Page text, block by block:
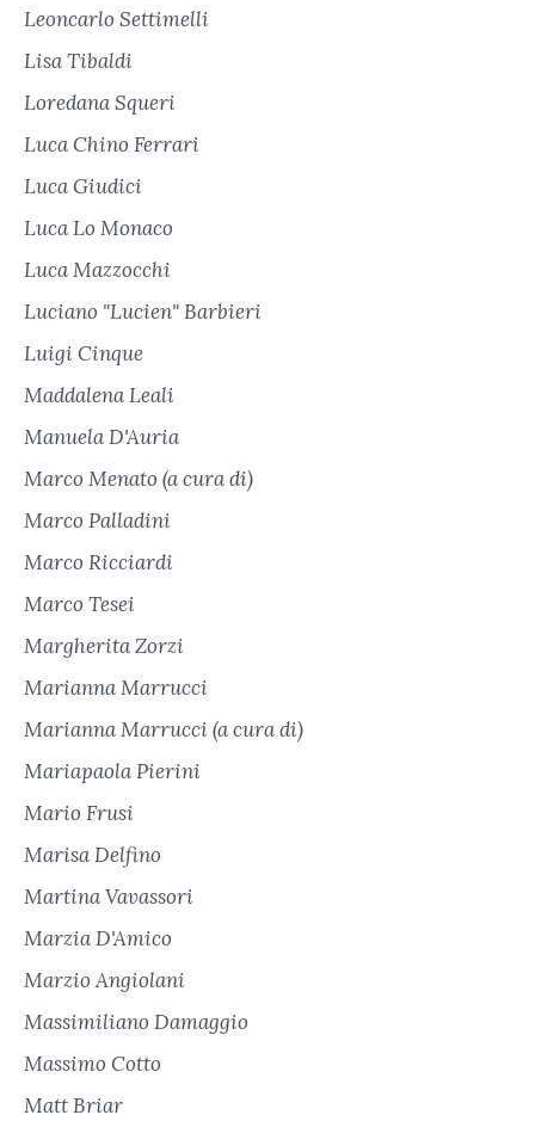
Leoncarlo Settimelli
Lisa Tibaldi
Loredana Squeri
Luca Chino Ferrari
Luca Giudici
Luca Lo Monaco
Luca Mazzocchi
Luciano "Lucien" Barbieri
Luigi Cinque
Maddalena Leali
Manuela D'Auria
Marco Menato (a cura di)
Marco Palladini
Marco Ricciardi
Marco Tesei
Margherita Zorzi
Marianna Marrucci
Marianna Marrucci (a cura di)
Mariapaola Pierini
Mario Frusi
Marisa Delfino
Martina Vavassori
Marzia D'Amico
Marzio Angiolani
Massimiliano Damaggio
Massimo Cotto
Matt Briar